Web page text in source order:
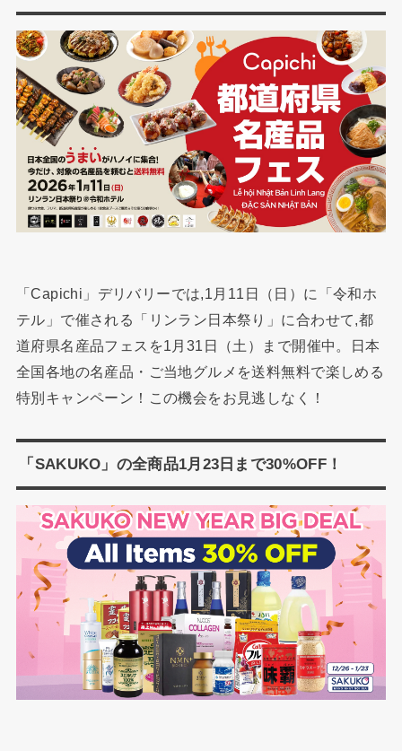
「Capichi」デリバリーでは,1月11日（日）に「令和ホ
テル」で催される「リンラン日本祭り」に合わせて,都
道府県名産品フェスを1月31日（土）まで開催中。日本
全国各地の名産品・ご当地グルメを送料無料で楽しめる
特別キャンペーン！この機会をお見逃しなく！
「SAKUKO」の全商品1月23日まで30%OFF！